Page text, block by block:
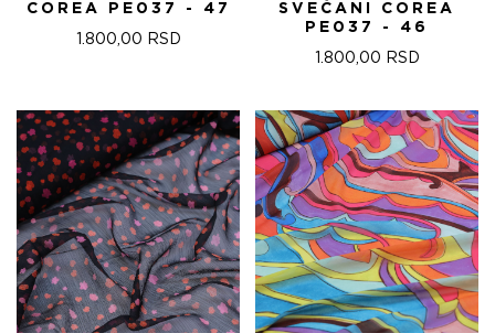
COREA PE037 - 47
1.800,00 RSD
SVEČANI COREA
PE037 - 46
1.800,00 RSD